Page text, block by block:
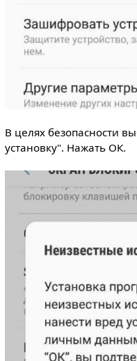
В целях безопасности
установку". Нажать ОК.